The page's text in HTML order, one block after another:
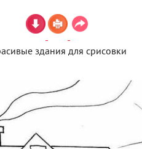
здания для срисовки